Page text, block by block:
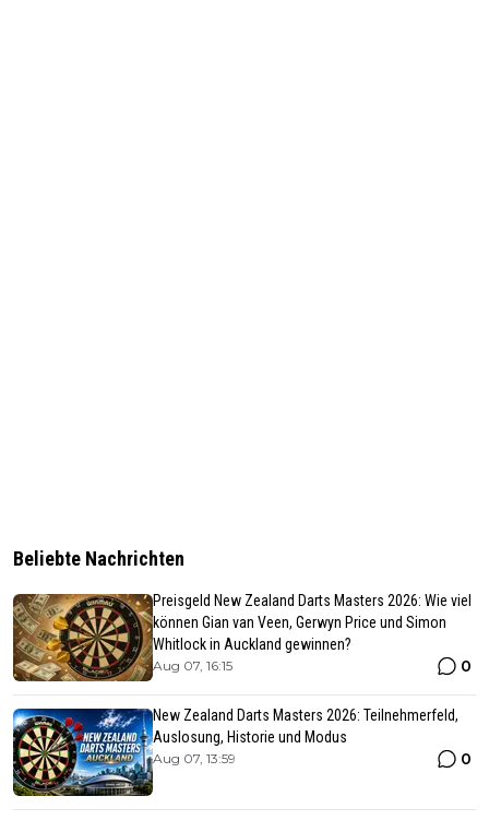
Beliebte Nachrichten
Preisgeld New Zealand Darts Masters 2026: Wie viel
können Gian van Veen, Gerwyn Price und Simon
Whitlock in Auckland gewinnen?
Aug 07, 16:15 0
New Zealand Darts Masters 2026: Teilnehmerfeld,
Auslosung, Historie und Modus
Aug 07, 13:59 0